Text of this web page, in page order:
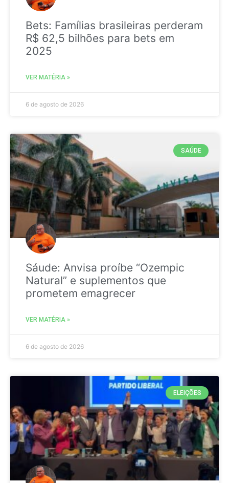
Bets: Famílias brasileiras perderam
R$ 62,5 bilhões para bets em
2025
VER MATÉRIA »
6 de agosto de 2026
SAÚDE
Sáude: Anvisa proíbe “Ozempic
Natural” e suplementos que
prometem emagrecer
VER MATÉRIA »
6 de agosto de 2026
ELEIÇÕES